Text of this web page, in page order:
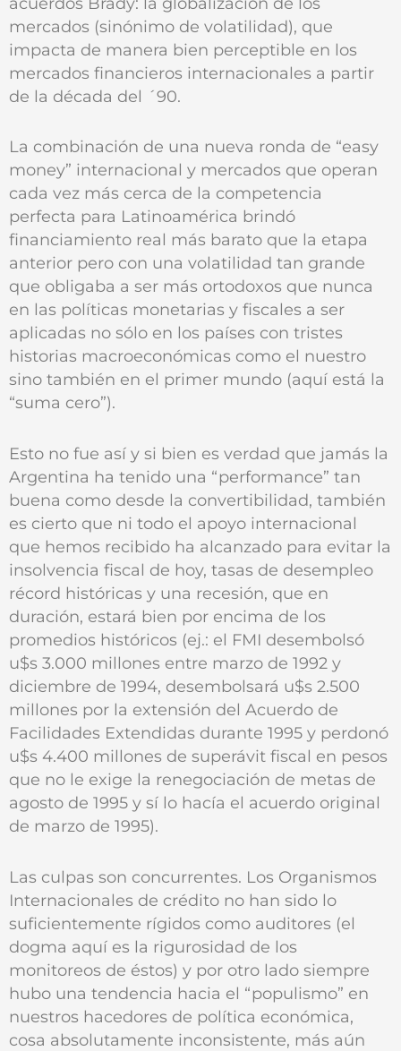
mercados (sinónimo de volatilidad), que
impacta de manera bien perceptible en los
mercados financieros internacionales a partir
de la década del ´90.
La combinación de una nueva ronda de “easy
money” internacional y mercados que operan
cada vez más cerca de la competencia
perfecta para Latinoamérica brindó
financiamiento real más barato que la etapa
anterior pero con una volatilidad tan grande
que obligaba a ser más ortodoxos que nunca
en las políticas monetarias y fiscales a ser
aplicadas no sólo en los países con tristes
historias macroeconómicas como el nuestro
sino también en el primer mundo (aquí está la
“suma cero”).
Esto no fue así y si bien es verdad que jamás la
Argentina ha tenido una “performance” tan
buena como desde la convertibilidad, también
es cierto que ni todo el apoyo internacional
que hemos recibido ha alcanzado para evitar la
insolvencia fiscal de hoy, tasas de desempleo
récord históricas y una recesión, que en
duración, estará bien por encima de los
promedios históricos (ej.: el FMI desembolsó
u$s 3.000 millones entre marzo de 1992 y
diciembre de 1994, desembolsará u$s 2.500
millones por la extensión del Acuerdo de
Facilidades Extendidas durante 1995 y perdonó
u$s 4.400 millones de superávit fiscal en pesos
que no le exige la renegociación de metas de
agosto de 1995 y sí lo hacía el acuerdo original
de marzo de 1995).
Las culpas son concurrentes. Los Organismos
Internacionales de crédito no han sido lo
suficientemente rígidos como auditores (el
dogma aquí es la rigurosidad de los
monitoreos de éstos) y por otro lado siempre
hubo una tendencia hacia el “populismo” en
nuestros hacedores de política económica,
cosa absolutamente inconsistente, más aún